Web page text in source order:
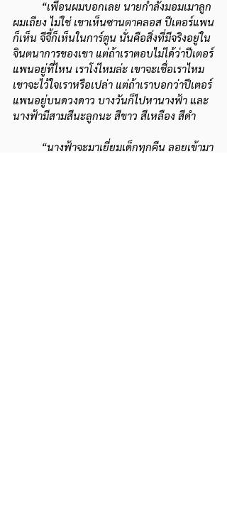
“เพื่อนผมบอกเลย นายกำลังมอมเมาลูก
ผมเถียง ไม่ใช่ เขาเห็นซานตาคลอส ปีเตอร์แพน
ก็เห็น จีจี้ก็เห็นในการ์ตูน นั่นคือสิ่งที่มีจริงอยู่ใน
จินตนาการของเขา แต่ถ้าเราตอบไม่ได้ว่าปีเตอร์
แพนอยู่ที่ไหน เราโง่ไหมล่ะ เขาจะเชื่อเราไหม
เขาจะไว้ใจเราหรือเปล่า แต่ถ้าเราบอกว่าปีเตอร์
แพนอยู่บนดวงดาว บางวันก็ไปหานางฟ้า และ
นางฟ้ามีสามสีนะลูกนะ สีขาว สีเหลือง สีดำ
“นางฟ้าจะมาเยี่ยมเด็กทุกคืน ลอยเข้ามา